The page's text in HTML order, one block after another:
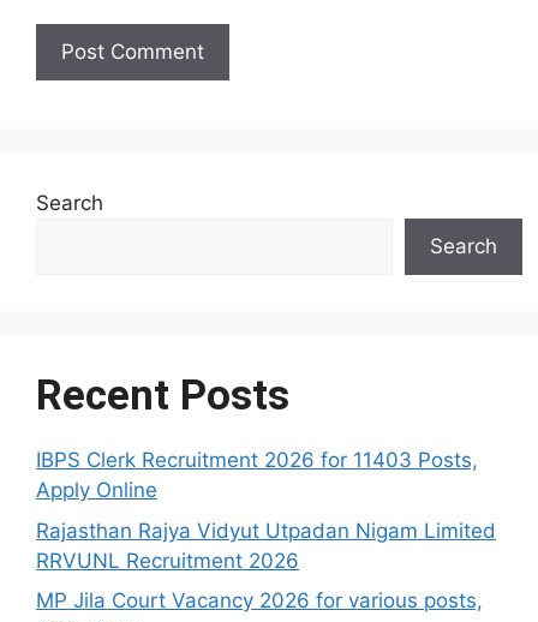
Search
Search
Recent Posts
IBPS Clerk Recruitment 2026 for 11403 Posts,
Apply Online
Rajasthan Rajya Vidyut Utpadan Nigam Limited
RRVUNL Recruitment 2026
MP Jila Court Vacancy 2026 for various posts,